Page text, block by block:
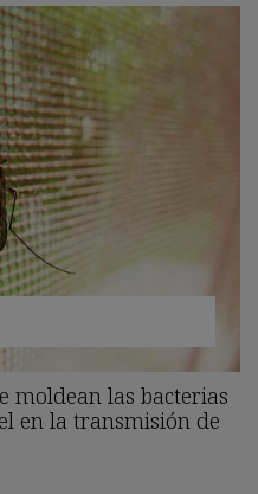
moldean las bacterias
en la transmisión de